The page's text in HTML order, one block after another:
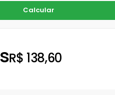
Calcular
R$ 138,60